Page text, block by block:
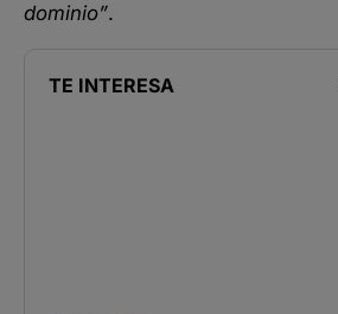
dominio”.
TE INTERESA